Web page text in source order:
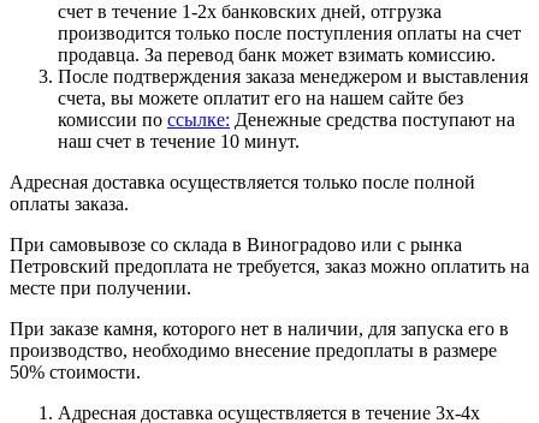
счет в течение 1-2х банковских дней, отгрузка
производится только после поступления оплаты на счет
продавца. За перевод банк может взимать комиссию.
После подтверждения заказа менеджером и выставления
счета, вы можете оплатит его на нашем сайте без
комиссии по ссылке: Денежные средства поступают на
наш счет в течение 10 минут.
Адресная доставка осуществляется только после полной
оплаты заказа.
При самовывозе со склада в Виноградово или с рынка
Петровский предоплата не требуется, заказ можно оплатить на
месте при получении.
При заказе камня, которого нет в наличии, для запуска его в
производство, необходимо внесение предоплаты в размере
50% стоимости.
Адресная доставка осуществляется в течение 3х-4х